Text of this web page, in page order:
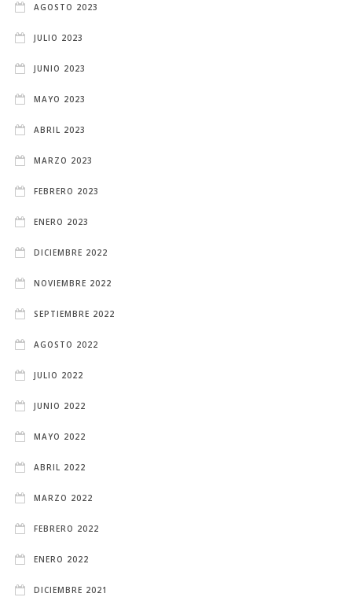
AGOSTO 2023
JULIO 2023
JUNIO 2023
MAYO 2023
ABRIL 2023
MARZO 2023
FEBRERO 2023
ENERO 2023
DICIEMBRE 2022
NOVIEMBRE 2022
SEPTIEMBRE 2022
AGOSTO 2022
JULIO 2022
JUNIO 2022
MAYO 2022
ABRIL 2022
MARZO 2022
FEBRERO 2022
ENERO 2022
DICIEMBRE 2021